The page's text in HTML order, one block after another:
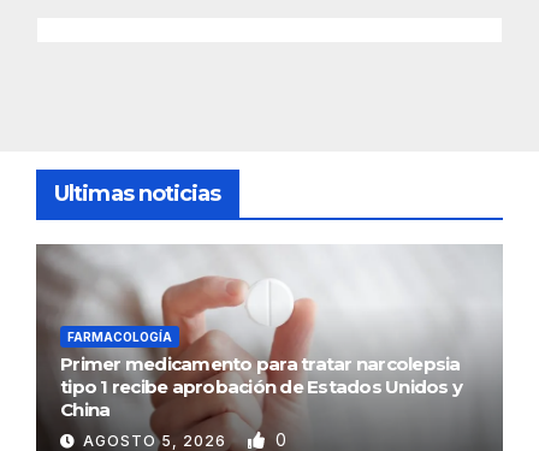
Ultimas noticias
FARMACOLOGÍA
Primer medicamento para tratar narcolepsia
tipo 1 recibe aprobación de Estados Unidos y
China
AGOSTO 5, 2026 0